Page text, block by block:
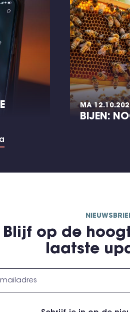
MA
BIJEN:
Blijf op de
laatste